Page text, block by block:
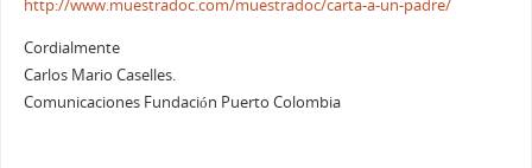
http://www.muestradoc.com/muestradoc/carta-a-un-padre/
Cordialmente
Carlos Mario Caselles.
Comunicaciones Fundación Puerto Colombia